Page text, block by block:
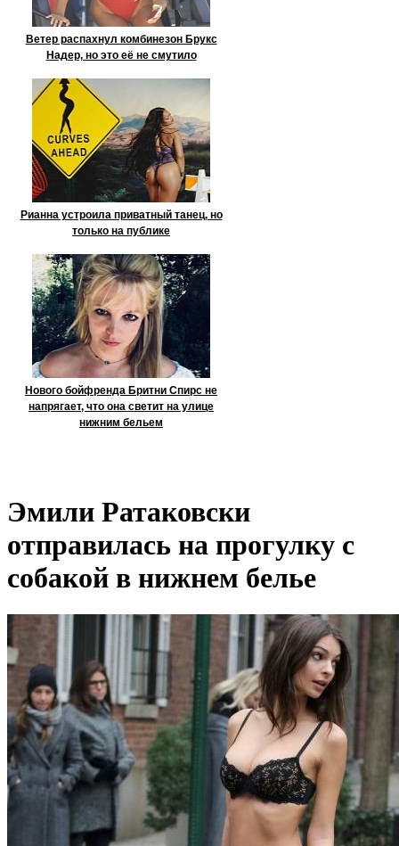
Ветер распахнул комбинезон Брукс
Надер, но это её не смутило
Рианна устроила приватный танец, но
только на публике
Нового бойфренда Бритни Спирс не
напрягает, что она светит на улице
нижним бельем
Эмили Ратаковски
отправилась на прогулку с
собакой в нижнем белье